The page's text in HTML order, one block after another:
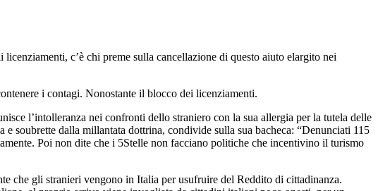
c’è chi preme sulla cancellazione di questo aiuto elargito nei
i contagi. Nonostante il blocco dei licenziamenti.
l’intolleranza nei confronti dello straniero con la sua allergia per la tutela delle
soubrette dalla millantata dottrina, condivide sulla sua bacheca: “Denunciati 115
Poi non dite che i 5Stelle non facciano politiche che incentivino il turismo
che gli stranieri vengono in Italia per usufruire del Reddito di cittadinanza.